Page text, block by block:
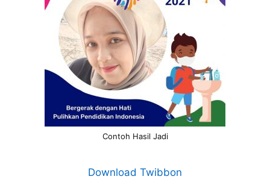
Contoh Hasil Jadi
Download Twibbon